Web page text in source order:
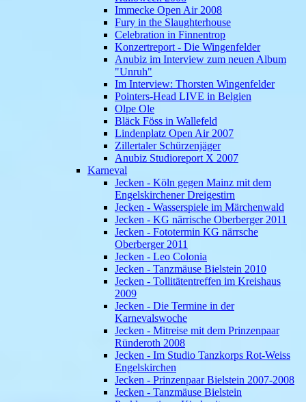
Immecke Open Air 2008
Fury in the Slaughterhouse
Celebration in Finnentrop
Konzertreport - Die Wingenfelder
Anubiz im Interview zum neuen Album
"Unruh"
Im Interview: Thorsten Wingenfelder
Pointers-Head LIVE in Belgien
Olpe Ole
Bläck Föss in Wallefeld
Lindenplatz Open Air 2007
Zillertaler Schürzenjäger
Anubiz Studioreport X 2007
Karneval
Jecken - Köln gegen Mainz mit dem
Engelskirchener Dreigestirn
Jecken - Wasserspiele im Märchenwald
Jecken - KG närrische Oberberger 2011
Jecken - Fototermin KG närrsche
Oberberger 2011
Jecken - Leo Colonia
Jecken - Tanzmäuse Bielstein 2010
Jecken - Tollitätentreffen im Kreishaus
2009
Jecken - Die Termine in der
Karnevalswoche
Jecken - Mitreise mit dem Prinzenpaar
Ründeroth 2008
Jecken - Im Studio Tanzkorps Rot-Weiss
Engelskirchen
Jecken - Prinzenpaar Bielstein 2007-2008
Jecken - Tanzmäuse Bielstein